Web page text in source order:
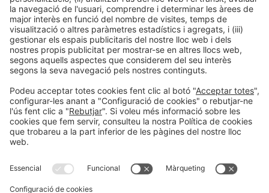
amb el planeta. Creu en la inversió en innovació i
infraestructures i en la construcció d’entorns segurs i
agradables on viure.